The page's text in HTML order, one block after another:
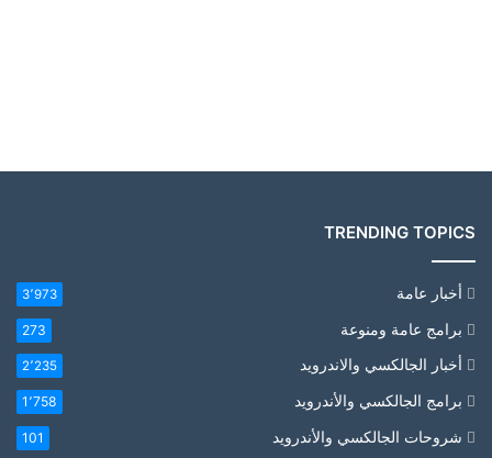
TRENDING TOPICS
أخبار عامة 3٬973
برامج عامة ومنوعة 273
أخبار الجالكسي والاندرويد 2٬235
برامج الجالكسي والأندرويد 1٬758
شروحات الجالكسي والأندرويد 101